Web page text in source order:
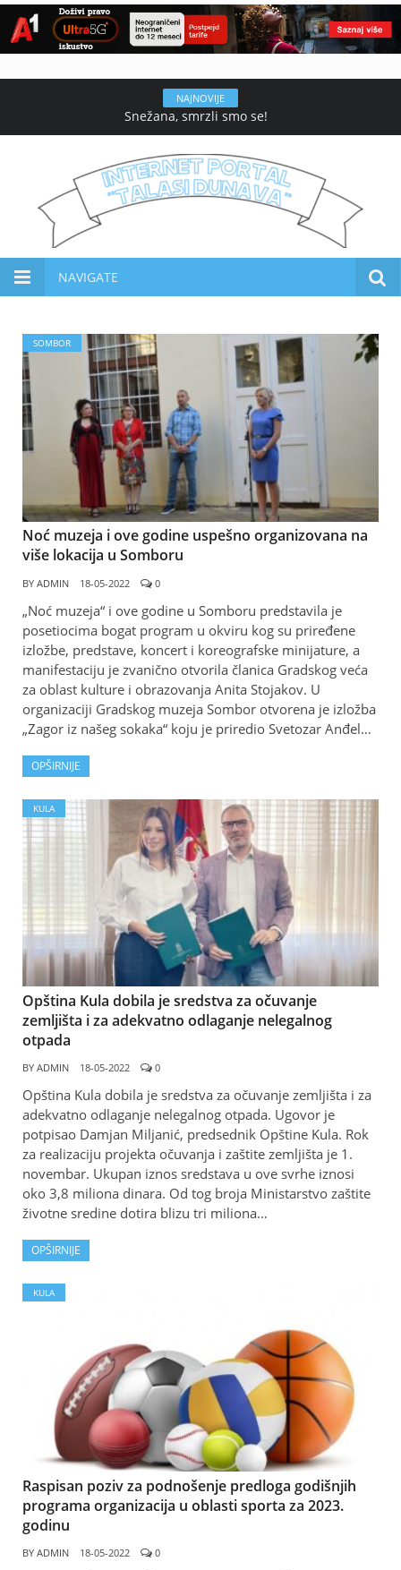
NAJNOVIJE
Snežana, smrzli smo se!
NAVIGATE
SOMBOR
Noć muzeja i ove godine uspešno organizovana na
više lokacija u Somboru
BY ADMIN 18-05-2022 0
„Noć muzeja“ i ove godine u Somboru predstavila je
posetiocima bogat program u okviru kog su priređene
izložbe, predstave, koncert i koreografske minijature, a
manifestaciju je zvanično otvorila članica Gradskog veća
za oblast kulture i obrazovanja Anita Stojakov. U
organizaciji Gradskog muzeja Sombor otvorena je izložba
„Zagor iz našeg sokaka“ koju je priredio Svetozar Anđel…
OPŠIRNIJE
KULA
Opština Kula dobila je sredstva za očuvanje
zemljišta i za adekvatno odlaganje nelegalnog
otpada
BY ADMIN 18-05-2022 0
Opština Kula dobila je sredstva za očuvanje zemljišta i za
adekvatno odlaganje nelegalnog otpada. Ugovor je
potpisao Damjan Miljanić, predsednik Opštine Kula. Rok
za realizaciju projekta očuvanja i zaštite zemljišta je 1.
novembar. Ukupan iznos sredstava u ove svrhe iznosi
oko 3,8 miliona dinara. Od tog broja Ministarstvo zaštite
životne sredine dotira blizu tri miliona…
OPŠIRNIJE
KULA
Raspisan poziv za podnošenje predloga godišnjih
programa organizacija u oblasti sporta za 2023.
godinu
BY ADMIN 18-05-2022 0